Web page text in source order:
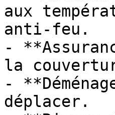
aux
anti-feu.
-
la
-
déplacer.